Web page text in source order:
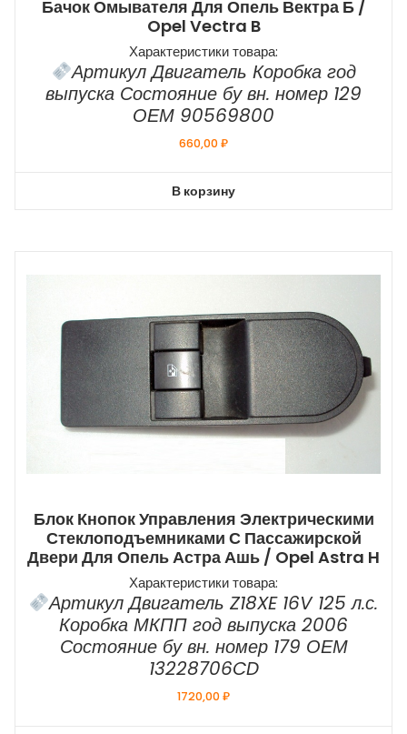
Бачок Омывателя Для Опель Вектра Б /
Opel Vectra B
Характеристики товара:
Артикул Двигатель Коробка год
выпуска Состояние бу вн. номер 129
ОЕМ 90569800
660,00₽
В корзину
Блок Кнопок Управления Электрическими
Стеклоподъемниками С Пассажирской
Двери Для Опель Астра Ашь / Opel Astra H
Характеристики товара:
Артикул Двигатель Z18XE 16V 125 л.с.
Коробка МКПП год выпуска 2006
Состояние бу вн. номер 179 ОЕМ
13228706CD
1720,00₽